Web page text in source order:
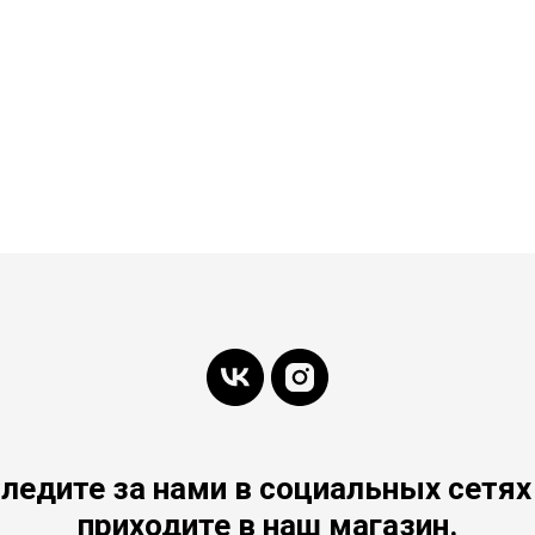
за нами в социальных
приходите в наш магазин.